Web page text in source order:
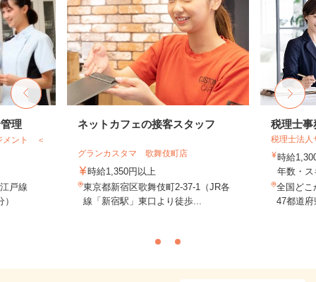
理
メント ＜
戸線
ネットカフェの接客スタッフ
グランカスタマ 歌舞伎町店
時給1,350円以上
東京都新宿区歌舞伎町2-37-1（JR各
線「新宿駅」東口より徒歩...
税理士事
税理士法人
時給
年数・
全国どこ
47都道